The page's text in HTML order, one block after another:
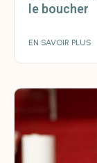
le boucher
EN SAVOIR PLUS